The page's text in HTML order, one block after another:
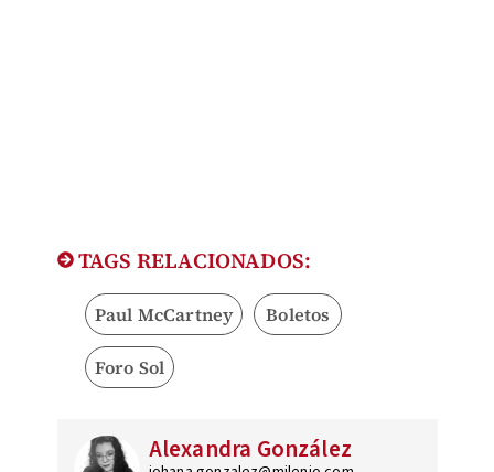
TAGS RELACIONADOS:
Paul McCartney Boletos
Foro Sol
Alexandra González